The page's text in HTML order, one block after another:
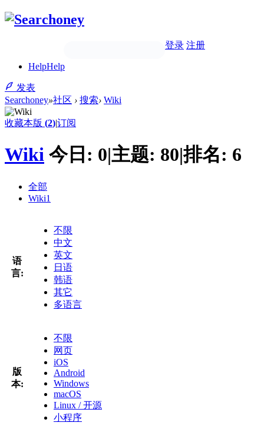
登录 注册
HelpHelp
发表
Searchoney»社区 › 搜索› Wiki
收藏本版 (2)|订阅
Wiki 今日: 0|主题: 80|排名: 6
全部
Wiki1
语
言:
不限
中文
英文
日语
韩语
其它
多语言
版
本:
不限
网页
iOS
Android
Windows
macOS
Linux / 开源
小程序